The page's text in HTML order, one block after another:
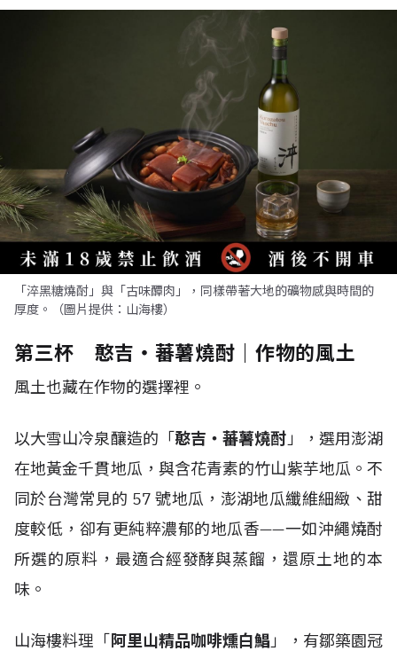
「淬黑糖燒酎」與「古味醰肉」，同樣帶著大地的礦物感與時間的
厚度。（圖片提供：山海樓）
第三杯 憨吉・蕃薯燒酎｜作物的風土
風土也藏在作物的選擇裡。
以大雪山冷泉釀造的「憨吉・蕃薯燒酎」，選用澎湖
在地黃金千貫地瓜，與含花青素的竹山紫芋地瓜。不
同於台灣常見的 57 號地瓜，澎湖地瓜纖維細緻、甜
度較低，卻有更純粹濃郁的地瓜香——一如沖繩燒酎
所選的原料，最適合經發酵與蒸餾，還原土地的本
味。
山海樓料理「阿里山精品咖啡燻白鯧」，有鄒築園冠